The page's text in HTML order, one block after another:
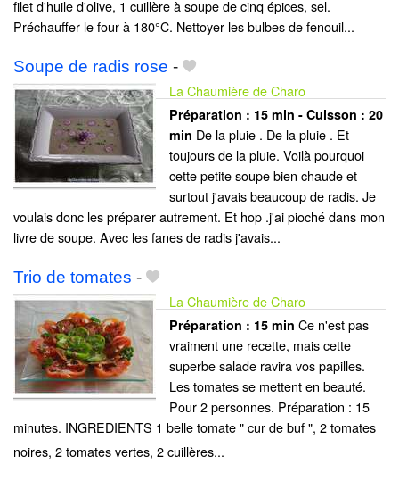
filet d'huile d'olive, 1 cuillère à soupe de cinq épices, sel.
Préchauffer le four à 180°C. Nettoyer les bulbes de fenouil...
Soupe de radis rose -
La Chaumière de Charo
Préparation : 15 min - Cuisson : 20
min De la pluie . De la pluie . Et
toujours de la pluie. Voilà pourquoi
cette petite soupe bien chaude et
surtout j'avais beaucoup de radis. Je
voulais donc les préparer autrement. Et hop .j'ai pioché dans mon
livre de soupe. Avec les fanes de radis j'avais...
Trio de tomates -
La Chaumière de Charo
Préparation : 15 min Ce n'est pas
vraiment une recette, mais cette
superbe salade ravira vos papilles.
Les tomates se mettent en beauté.
Pour 2 personnes. Préparation : 15
minutes. INGREDIENTS 1 belle tomate " cur de buf ", 2 tomates
noires, 2 tomates vertes, 2 cuillères...